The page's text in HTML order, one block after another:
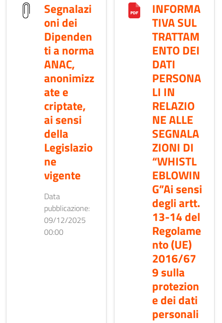
Segnalazi
oni dei
Dipenden
ti a norma
ANAC,
anonimizz
ate e
criptate,
ai sensi
della
Legislazio
ne
vigente
Data
pubblicazione:
09/12/2025
00:00
INFORMA
TIVA SUL
TRATTAM
ENTO DEI
DATI
PERSONA
LI IN
RELAZIO
NE ALLE
SEGNALA
ZIONI DI
“WHISTL
EBLOWIN
G”Ai sensi
degli artt.
13-14 del
Regolame
nto (UE)
2016/67
9 sulla
protezion
e dei dati
personali